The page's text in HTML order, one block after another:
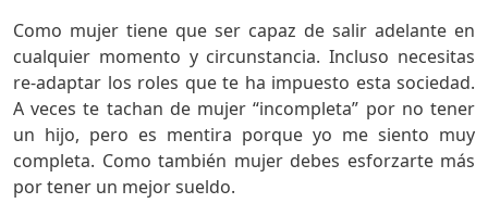
Como mujer tiene que ser capaz de salir adelante en
cualquier momento y circunstancia. Incluso necesitas
re-adaptar los roles que te ha impuesto esta sociedad.
A veces te tachan de mujer “incompleta” por no tener
un hijo, pero es mentira porque yo me siento muy
completa. Como también mujer debes esforzarte más
por tener un mejor sueldo.